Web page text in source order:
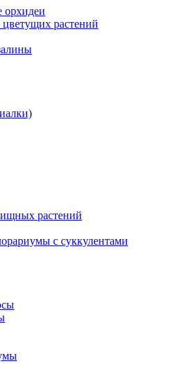
орхидеи
растений
растений
с суккулентами